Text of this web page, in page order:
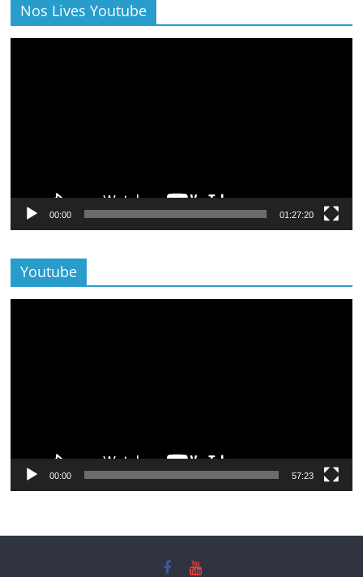
Nos Lives Youtube
00:00 01:27:20
Youtube
00:00 57:23